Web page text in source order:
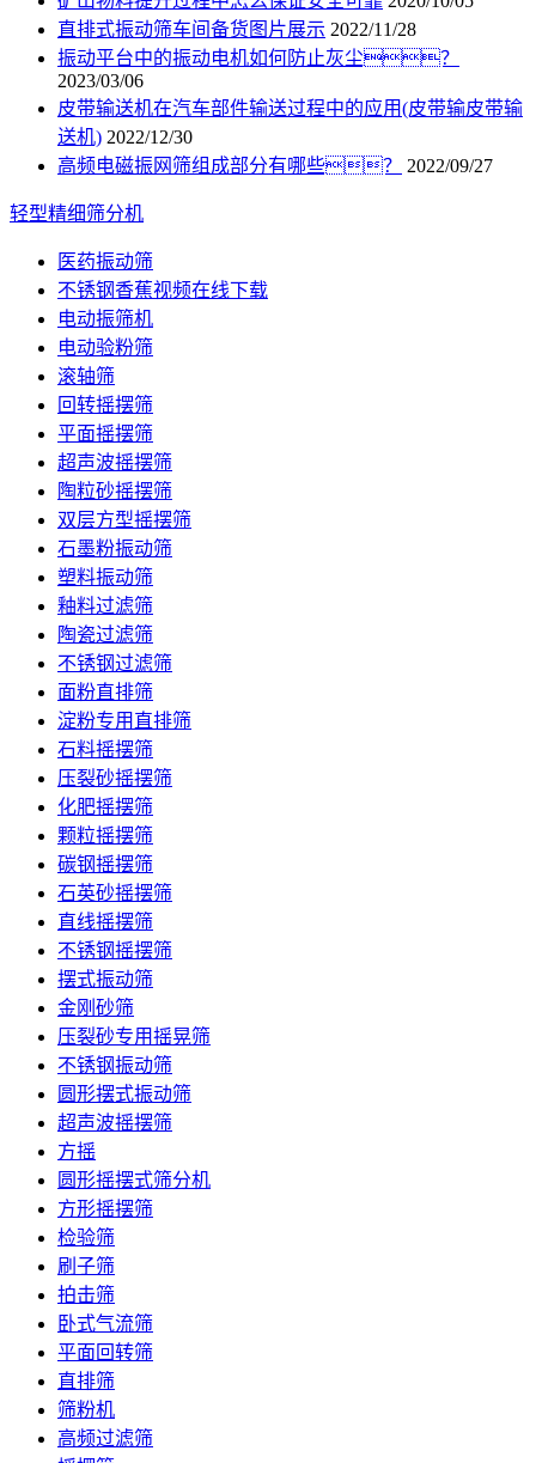
直排式振动筛车间备货图片展示 2022/11/28
振动平台中的振动电机如何防止灰尘？
2023/03/06
皮带输送机在汽车部件输送过程中的应用(皮带输皮带输
送机) 2022/12/30
高频电磁振网筛组成部分有哪些？
2022/09/27
轻型精细筛分机
医药振动筛
不锈钢香蕉视频在线下载
电动振筛机
电动验粉筛
滚轴筛
回转摇摆筛
平面摇摆筛
超声波摇摆筛
陶粒砂摇摆筛
双层方型摇摆筛
石墨粉振动筛
塑料振动筛
釉料过滤筛
陶瓷过滤筛
不锈钢过滤筛
面粉直排筛
淀粉专用直排筛
石料摇摆筛
压裂砂摇摆筛
化肥摇摆筛
颗粒摇摆筛
碳钢摇摆筛
石英砂摇摆筛
直线摇摆筛
不锈钢摇摆筛
摆式振动筛
金刚砂筛
压裂砂专用摇晃筛
不锈钢振动筛
圆形摆式振动筛
超声波摇摆筛
方摇
圆形摇摆式筛分机
方形摇摆筛
检验筛
刷子筛
拍击筛
卧式气流筛
平面回转筛
直排筛
筛粉机
高频过滤筛